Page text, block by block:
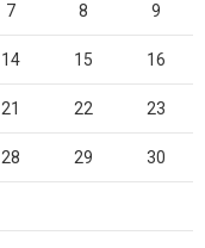
7 8 9
14 15 16
21 22 23
28 29 30